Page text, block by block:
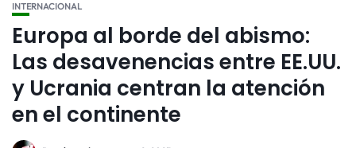
INTERNACIONAL
Europa al borde del abismo:
Las desavenencias entre EE.UU.
y Ucrania centran la atención
en el continente